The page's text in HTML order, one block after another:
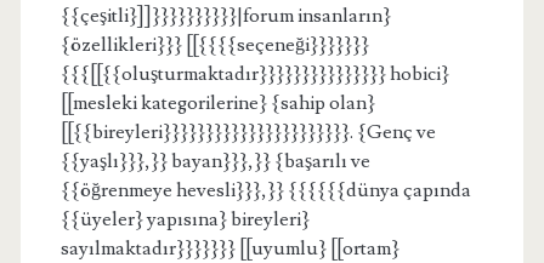
{{çeşitli}]]}}}}}}}}}}|forum insanların}
{özellikleri}}} [[{{{{seçeneği}}}}}}}
{{{[[{{oluşturmaktadır}}}}}}}}}}}}}}} hobici}
[[mesleki kategorilerine} {sahip olan}
[[{{bireyleri}}}}}}}}}}}}}}}}}}}}}}. {Genç ve
{{yaşlı}}},}} bayan}}},}} {başarılı ve
{{öğrenmeye hevesli}}},}} {{{{{{dünya çapında
{{üyeler} yapısına} bireyleri}
sayılmaktadır}}}}}}} [[uyumlu} [[ortam}